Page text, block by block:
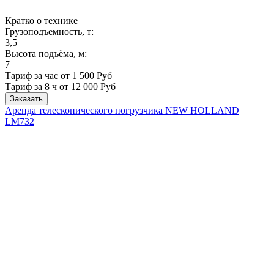
Кратко о технике
Грузоподъемность, т:
3,5
Высота подъёма, м:
7
Тариф за час от 1 500 Руб
Тариф за 8 ч от 12 000 Руб
Заказать
Аренда телескопического погрузчика NEW HOLLAND
LM732